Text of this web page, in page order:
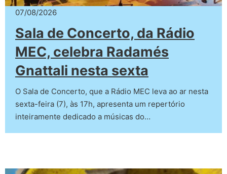
07/08/2026
Sala de Concerto, da Rádio
MEC, celebra Radamés
Gnattali nesta sexta
O Sala de Concerto, que a Rádio MEC leva ao ar nesta
sexta-feira (7), às 17h, apresenta um repertório
inteiramente dedicado a músicas do…